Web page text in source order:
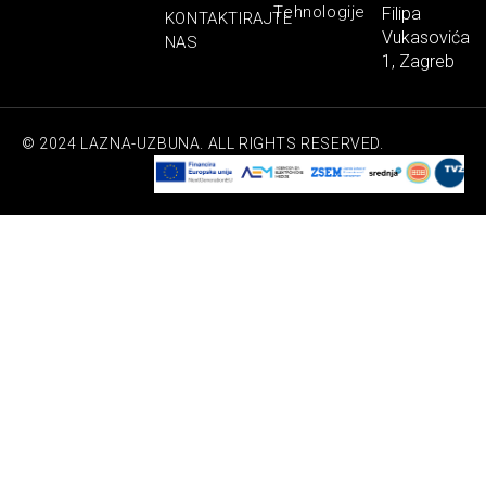
KONTAKTIRAJTE
NAS
Tehnologije
Filipa
Vukasovića
1, Zagreb
© 2024 LAZNA-UZBUNA. ALL RIGHTS RESERVED.